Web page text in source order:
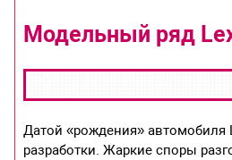
Модельный ряд
Датой «рождения» автомобиля
разработки. Жаркие споры